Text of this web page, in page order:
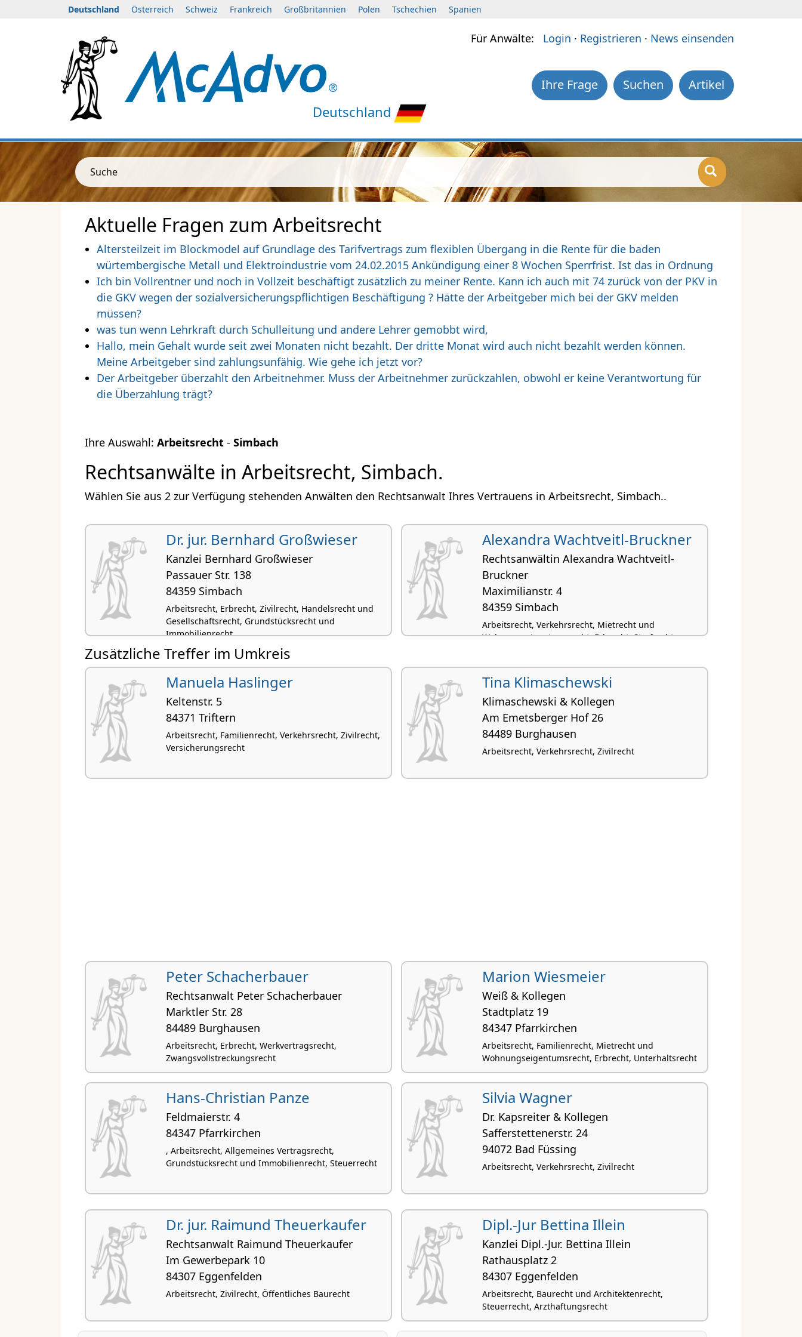
Deutschland Österreich Schweiz Frankreich Großbritannien Polen Tschechien Spanien
Deutschland
Für Anwälte: Login · Registrieren · News einsenden
Artikel
Suchen
Ihre Frage
Suche
Aktuelle Fragen zum Arbeitsrecht
Altersteilzeit im Blockmodel auf Grundlage des Tarifvertrags zum flexiblen Übergang in die Rente für die baden
würtembergische Metall und Elektroindustrie vom 24.02.2015 Ankündigung einer 8 Wochen Sperrfrist. Ist das in Ordnung
Ich bin Vollrentner und noch in Vollzeit beschäftigt zusätzlich zu meiner Rente. Kann ich auch mit 74 zurück von der PKV in
die GKV wegen der sozialversicherungspflichtigen Beschäftigung ? Hätte der Arbeitgeber mich bei der GKV melden
müssen?
was tun wenn Lehrkraft durch Schulleitung und andere Lehrer gemobbt wird,
Hallo, mein Gehalt wurde seit zwei Monaten nicht bezahlt. Der dritte Monat wird auch nicht bezahlt werden können.
Meine Arbeitgeber sind zahlungsunfähig. Wie gehe ich jetzt vor?
Der Arbeitgeber überzahlt den Arbeitnehmer. Muss der Arbeitnehmer zurückzahlen, obwohl er keine Verantwortung für
die Überzahlung trägt?
Ihre Auswahl: Arbeitsrecht - Simbach
Rechtsanwälte in Arbeitsrecht, Simbach.
Wählen Sie aus 2 zur Verfügung stehenden Anwälten den Rechtsanwalt Ihres Vertrauens in Arbeitsrecht, Simbach..
Dr. jur. Bernhard Großwieser
Kanzlei Bernhard Großwieser
Passauer Str. 138
84359 Simbach
Arbeitsrecht, Erbrecht, Zivilrecht, Handelsrecht und
Gesellschaftsrecht, Grundstücksrecht und
Immobilienrecht
Alexandra Wachtveitl-Bruckner
Rechtsanwältin Alexandra Wachtveitl-
Bruckner
Maximi­lianstr. 4
84359 Simbach
Arbeitsrecht, Verkehrsrecht, Mietrecht und
Wohnungseigentumsrecht, Erbrecht, Strafrecht
Zusätzliche Treffer im Umkreis
Manuela Haslinger
Keltenstr. 5
84371 Triftern
Arbeitsrecht, Familienrecht, Verkehrsrecht, Zivilrecht,
Versicherungsrecht
Tina Klimaschewski
Klimaschewski & Kollegen
Am Emetsberger Hof 26
84489 Burghausen
Arbeitsrecht, Verkehrsrecht, Zivilrecht
Peter Schacherbauer
Rechtsanwalt Peter Schacherbauer
Marktler Str. 28
84489 Burghausen
Arbeitsrecht, Erbrecht, Werkvertragsrecht,
Zwangsvollstreckungsrecht
Marion Wiesmeier
Weiß & Kollegen
Stadtplatz 19
84347 Pfarrkirchen
Arbeitsrecht, Familienrecht, Mietrecht und
Wohnungseigentumsrecht, Erbrecht, Unterhaltsrecht
Hans-Christian Panze
Feldmaierstr. 4
84347 Pfarrkirchen
, Arbeitsrecht, Allgemeines Vertragsrecht,
Grundstücksrecht und Immobilienrecht, Steuerrecht
Silvia Wagner
Dr. Kapsreiter & Kollegen
Saffer­stet­tenerstr. 24
94072 Bad Füssing
Arbeitsrecht, Verkehrsrecht, Zivilrecht
Dr. jur. Raimund Theuerkaufer
Rechtsanwalt Raimund Theuerkaufer
Im Gewerbepark 10
84307 Eggenfelden
Arbeitsrecht, Zivilrecht, Öffentliches Baurecht
Dipl.-Jur Bettina Illein
Kanzlei Dipl.-Jur. Bettina Illein
Rathausplatz 2
84307 Eggenfelden
Arbeitsrecht, Baurecht und Architektenrecht,
Steuerrecht, Arzthaftungsrecht